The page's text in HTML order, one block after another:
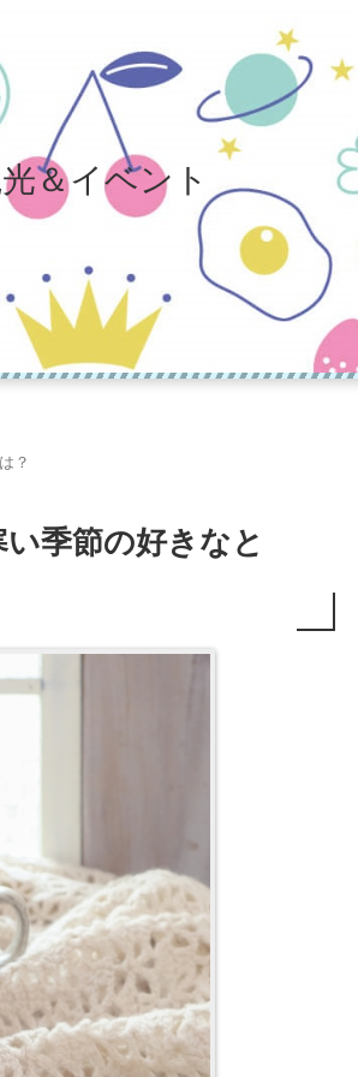
＆イベント
？
季節の好きなと